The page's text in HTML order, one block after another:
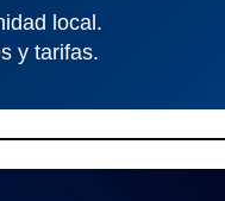
local.
y tarifas.